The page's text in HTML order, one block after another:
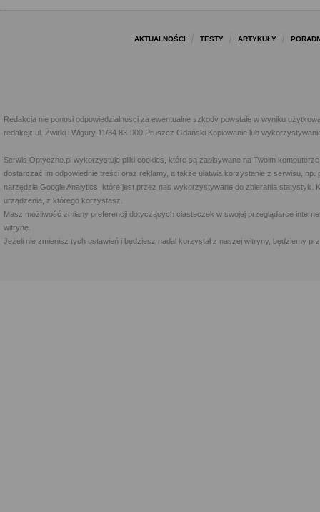
AKTUALNOŚCI TESTY ARTYKUŁY
Redakcja nie ponosi odpowiedzialności za ewentualne szkody powstałe w wyniku
redakcji: ul. Żwirki i Wigury 11/34 83-000 Pruszcz Gdański Kopiowanie lub
Serwis Optyczne.pl wykorzystuje pliki cookies, które są zapisywane na Twoim
dostarczać im odpowiednie treści oraz reklamy, a także ułatwia korzystanie z serwisu,
narzędzie Google Analytics, które jest przez nas wykorzystywane do zbierania statystyk.
urządzenia, z którego korzystasz.
Masz możliwość zmiany preferencji dotyczących ciasteczek w swojej przeglądarce
witrynę.
Jeżeli nie zmienisz tych ustawień i będziesz nadal korzystał z naszej witryny, będziemy